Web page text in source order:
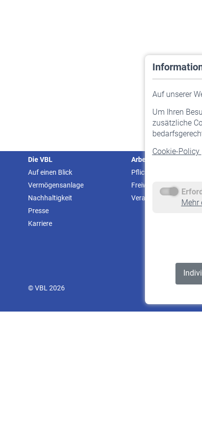
Auf unserer
Um Ihren
zusätzliche
Cookie-Policy
Mehr
Die VBL
Auf einen Blick
Vermögensanlage
Nachhaltigkeit
Presse
Karriere
Arbeitgeber
Pflichtversicherung
Freiwillige Versicherung
Veranstaltungen
© VBL 2026